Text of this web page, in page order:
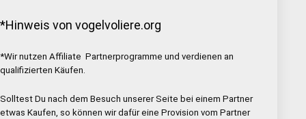
*Hinweis von vogelvoliere.org
*Wir nutzen Affiliate Partnerprogramme und verdienen an
qualifizierten Käufen.
Solltest Du nach dem Besuch unserer Seite bei einem Partner
etwas Kaufen, so können wir dafür eine Provision vom Partner